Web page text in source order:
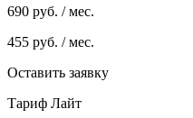
690 руб. / мес.
455 руб. / мес.
Оставить заявку
Тариф Лайт